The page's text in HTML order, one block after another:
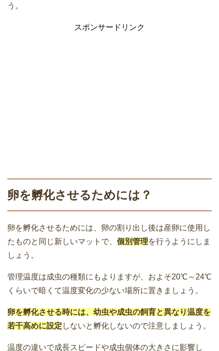
う。
スポンサードリンク
卵を孵化させるためには？
卵を孵化させるためには、卵の割り出し後は産卵に使用し
たものと同じ新しいマットで、 個別管理を行うようにしま
しょう。
管理温度は成虫の種類にもよりますが、およそ20℃～24℃
くらいで暗くて温度変化の少ない場所に置きましょう。
卵を孵化させる時には、幼虫や成虫の飼育と異なり温度を
若干高めに設定 しないと孵化しないので注意しましょう。
温度の違いで成長スピードや成虫個体の大きさに影響し